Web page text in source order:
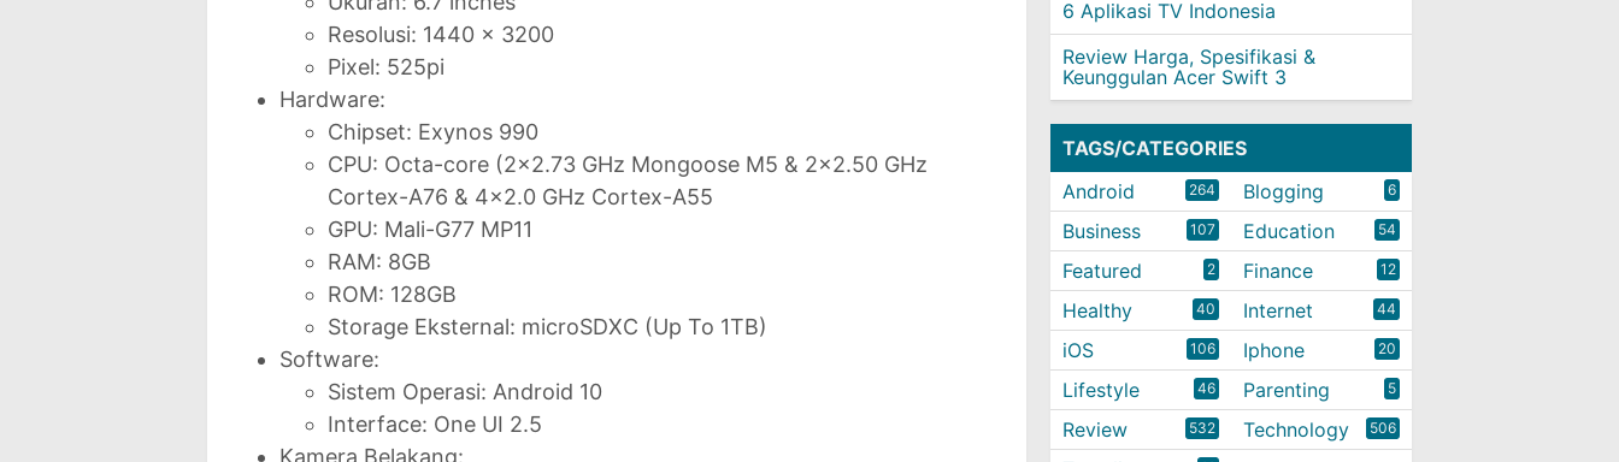
Resolusi: 1440 x 3200
Pixel: 525pi
Hardware:
Chipset: Exynos 990
CPU: Octa-core (2x2.73 GHz Mongoose M5 & 2x2.50 GHz
Cortex-A76 & 4x2.0 GHz Cortex-A55
GPU: Mali-G77 MP11
RAM: 8GB
ROM: 128GB
Storage Eksternal: microSDXC (Up To 1TB)
Software:
Sistem Operasi: Android 10
Interface: One UI 2.5
Kamera Belakang:
6 Aplikasi TV Indonesia
Review Harga, Spesifikasi &
Keunggulan Acer Swift 3
TAGS/CATEGORIES
Android
264 Blogging 6
Business 107 Education 54
Featured 2 Finance 12
Healthy 40 Internet 44
iOS 106 Iphone 20
Lifestyle 46 Parenting 5
Review 532 Technology 506